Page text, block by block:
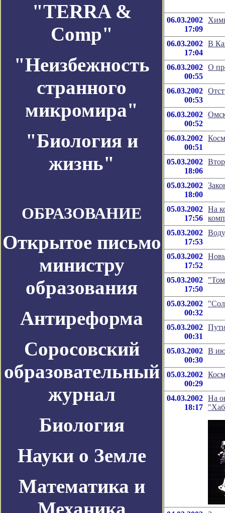
"TERRA &
Comp"
"Неизбежность
странного
микромира"
"Биология и
жизнь"
ОБРАЗОВАНИЕ
Открытое письмо
министру
образования
Антиреформа
Соросовский
образовательный
журнал
Биология
Науки о Земле
Математика и
06.03.2002
17:09
06.03.2002
17:04
В
06.03.2002
00:55
О
06.03.2002
00:53
06.03.2002
00:52
06.03.2002
00:51
05.03.2002
18:06
05.03.2002
18:00
05.03.2002
17:56
На
05.03.2002
17:53
05.03.2002
17:52
05.03.2002
17:50
05.03.2002
00:32
05.03.2002
00:31
05.03.2002
00:30
В
05.03.2002
00:29
04.03.2002
18:17
На